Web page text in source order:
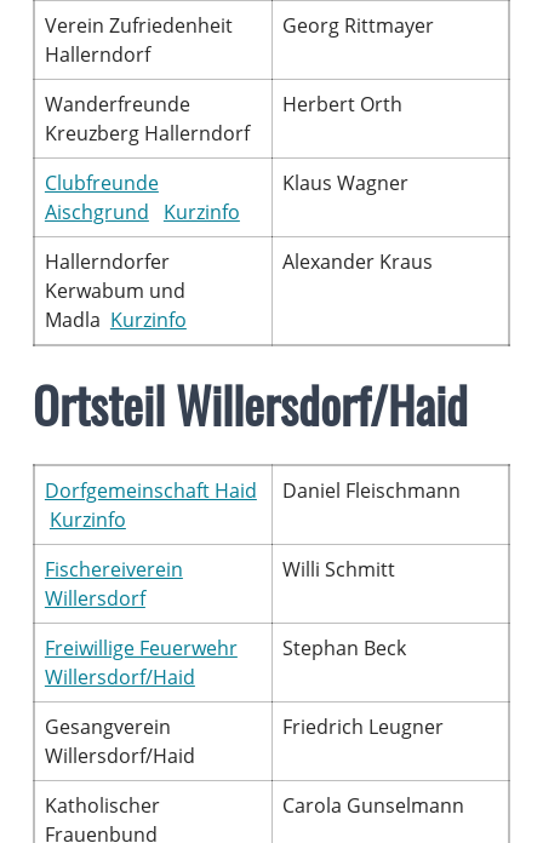
Verein Zufriedenheit
Hallerndorf
Georg Rittmayer
Wanderfreunde
Kreuzberg Hallerndorf
Herbert Orth
Clubfreunde
Aischgrund
Kurzinfo
Klaus Wagner
Hallerndorfer
Kerwabum und
Madla Kurzinfo
Alexander Kraus
Ortsteil Willersdorf/Haid
Dorfgemeinschaft Haid
Kurzinfo
Daniel Fleischmann
Fischereiverein
Willersdorf
Willi Schmitt
Freiwillige Feuerwehr
Willersdorf/Haid
Stephan Beck
Gesangverein
Willersdorf/Haid
Friedrich Leugner
Katholischer
Frauenbund
Carola Gunselmann